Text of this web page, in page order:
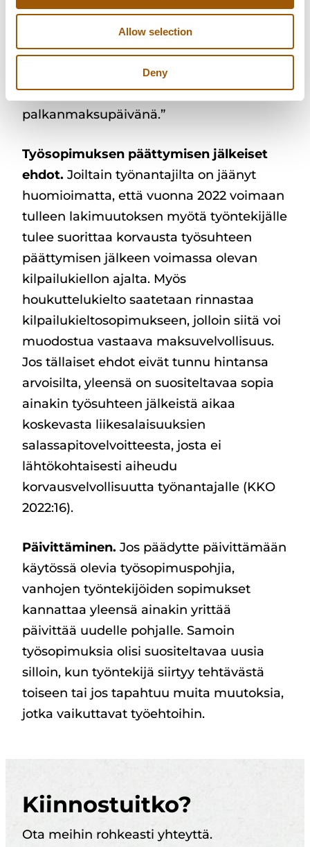
Allow selection
Deny
jopa mahdotonta. Työsopimuksessa on
suositeltavaa sopia: ”Työsuhteen
päättyessä loppupalkka maksetaan
työsuhteen päättymistä seuraavan
kuukauden tavanomaisena
palkanmaksupäivänä.”
Työsopimuksen päättymisen jälkeiset
ehdot. Joiltain työnantajilta on jäänyt
huomioimatta, että vuonna 2022 voimaan
tulleen lakimuutoksen myötä työntekijälle
tulee suorittaa korvausta työsuhteen
päättymisen jälkeen voimassa olevan
kilpailukiellon ajalta. Myös
houkuttelukielto saatetaan rinnastaa
kilpailukieltosopimukseen, jolloin siitä voi
muodostua vastaava maksuvelvollisuus.
Jos tällaiset ehdot eivät tunnu hintansa
arvoisilta, yleensä on suositeltavaa sopia
ainakin työsuhteen jälkeistä aikaa
koskevasta liikesalaisuuksien
salassapitovelvoitteesta, josta ei
lähtökohtaisesti aiheudu
korvausvelvollisuutta työnantajalle (KKO
2022:16).
Päivittäminen. Jos päädytte päivittämään
käytössä olevia työsopimuspohjia,
vanhojen työntekijöiden sopimukset
kannattaa yleensä ainakin yrittää
päivittää uudelle pohjalle. Samoin
työsopimuksia olisi suositeltavaa uusia
silloin, kun työntekijä siirtyy tehtävästä
toiseen tai jos tapahtuu muita muutoksia,
jotka vaikuttavat työehtoihin.
Kiinnostuitko?
Ota meihin rohkeasti yhteyttä.